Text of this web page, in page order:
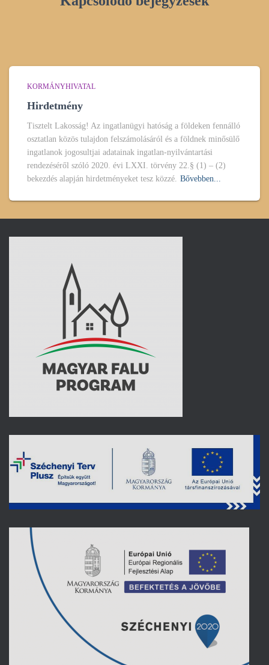
KORMÁNYHIVATAL
Hirdetmény
Tisztelt Lakosság! Az ingatlanügyi hatóság a földeken fennálló
osztatlan közös tulajdon felszámolásáról és a földnek minősülő
ingatlanok jogosultjai adatainak ingatlan-nyilvántartási
rendezéséről szóló 2020. évi LXXI. törvény 22.§ (1) – (2)
bekezdés alapján hirdetményeket tesz közzé. Bővebben...